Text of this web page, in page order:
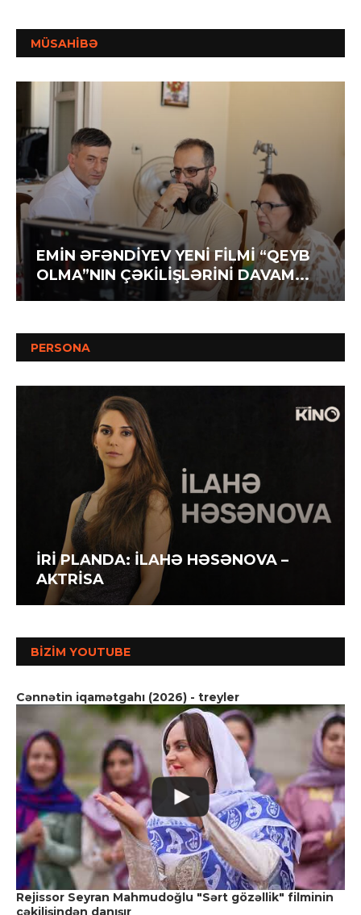
MÜSAHİBƏ
EMİN ƏFƏNDİYEV YENİ FİLMİ “QEYB
OLMA”NIN ÇƏKİLİŞLƏRİNİ DAVAM...
PERSONA
İRİ PLANDA: İLAHƏ HƏSƏNOVA –
AKTRİSA
BIZIM YOUTUBE
Cənnətin iqamətgahı (2026) - treyler
Rejissor Seyran Mahmudoğlu "Sərt gözəllik" filminin
çəkilişindən danışır